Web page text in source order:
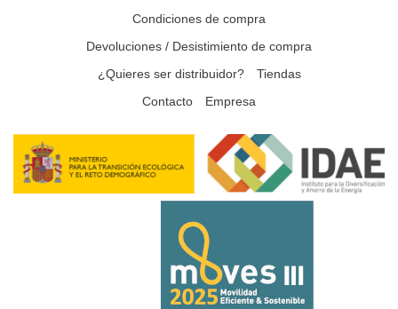
Condiciones de compra
Devoluciones / Desistimiento de compra
¿Quieres ser distribuidor?
Tiendas
Contacto
Empresa